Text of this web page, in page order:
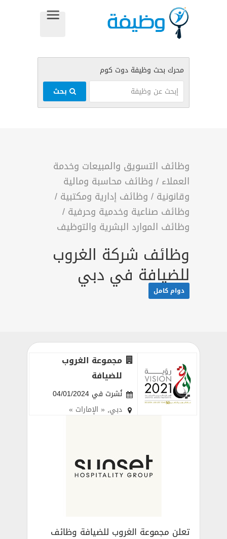
وظائف التسويق والمبيعات وخدمة
العملاء / وظائف محاسبة ومالية
وقانونية / وظائف إدارية ومكتبية /
وظائف صناعية وخدمية وحرفية /
وظائف الموارد البشرية والتوظيف
وظائف شركة الغروب
للضيافة في دبي
دوام كامل
مجموعة الغروب
للضيافة
نُشرت في 04/01/2024
دبي, « الإمارات »
تعلن مجموعة الغروب للضيافة وظائف